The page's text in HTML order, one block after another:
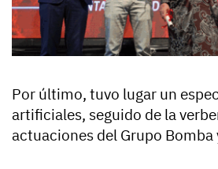
Por último, tuvo lugar un
artificiales, seguido de la
actuaciones del Grupo Bomba